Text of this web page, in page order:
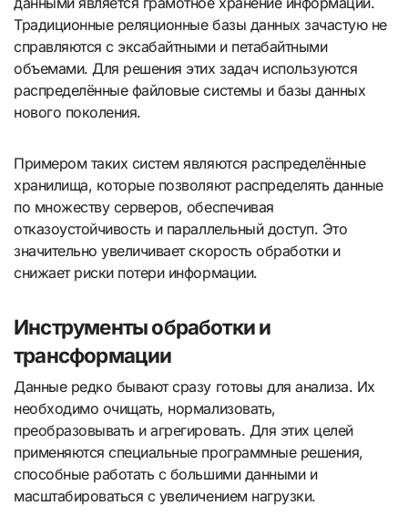
Традиционные реляционные базы данных зачастую не
справляются с эксабайтными и петабайтными
объемами. Для решения этих задач используются
распределённые файловые системы и базы данных
нового поколения.
Примером таких систем являются распределённые
хранилища, которые позволяют распределять данные
по множеству серверов, обеспечивая
отказоустойчивость и параллельный доступ. Это
значительно увеличивает скорость обработки и
снижает риски потери информации.
Инструменты обработки и
трансформации
Данные редко бывают сразу готовы для анализа. Их
необходимо очищать, нормализовать,
преобразовывать и агрегировать. Для этих целей
применяются специальные программные решения,
способные работать с большими данными и
масштабироваться с увеличением нагрузки.